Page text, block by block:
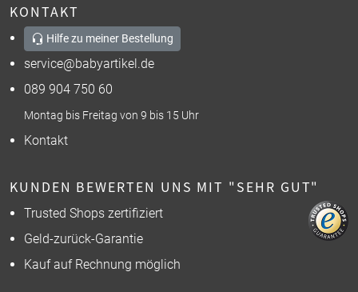
KONTAKT
Hilfe zu meiner Bestellung
service@babyartikel.de
089 904 750 60
Montag bis Freitag von 9 bis 15 Uhr
Kontakt
KUNDEN BEWERTEN UNS MIT "SEHR GUT"
Trusted Shops zertifiziert
Geld-zurück-Garantie
Kauf auf Rechnung möglich